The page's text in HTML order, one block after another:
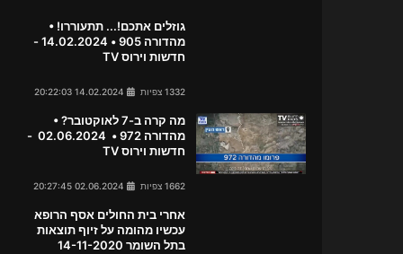
גוזלים אתכם!... תתעוררו! •
מהדורה 905 • 14.02.2024 -
חדשות וירוס TV
1332 צפיות
מה קרה ב-7 לאוקטובר? •
מהדורה 972 • 02.06.2024 -
חדשות וירוס TV
1662 צפיות
אחרי בית החולים אסף הרופא
עכשיו מהומה על זיוף תוצאות
בתל השומר 14-11-2020